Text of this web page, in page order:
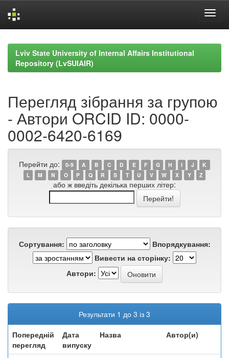
navigationLviv State University of Internal Affairs Institutional
Repository (LvSUIAIR)
Перегляд зібрання за групою
- Автори ORCID ID: 0000-
0002-6420-6169
Перейти до: 0-9 A B C D E F G H I J
K
L
M N O P Q R S T U V W X Y Z
або ж введіть декілька перших літер:
Сортування:
Впорядкування:
Вивести на сторінку:
Автори:
Результати 1 до 3 із 3
Попередній
перегляд
Дата
випуску
Назва Автор(и)